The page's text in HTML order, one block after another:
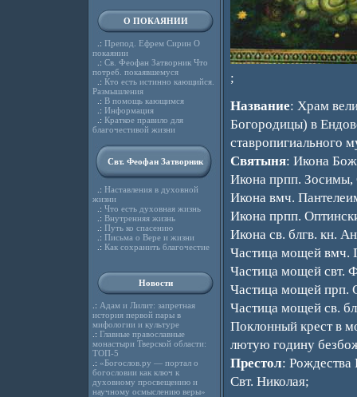
О ПОКАЯНИИ
.: Препод. Ефрем Сирин О
покаянии
.: Св. Феофан Затворник Что
потреб. покаявшемуся
.: Кто есть истинно кающийся.
Размышления
.: В помощь кающимся
.: Информация
.: Краткое правило для
благочестивой жизни
Свт. Феофан Затворник
.: Наставления в духовной
жизни
.: Что есть духовная жизнь
.: Внутренняя жизнь
.: Путь ко спасению
.: Письма о Вере и жизни
.: Как сохранить благочестие
Новости
.: Адам и Лилит: запретная
история первой пары в
мифологии и культуре
.: Главные православные
монастыри Тверской области:
ТОП-5
.: «Богослов.ру — портал о
богословии как ключ к
духовному просвещению и
научному осмыслению веры»
;
Название: Храм
Богородицы) в
ставропигиального
Святыня: Икона
Икона прпп. Зосимы,
Икона вмч.
Икона прпп.
Икона св. блгв. кн.
Частица мощей вмч.
Частица мощей свт.
Частица мощей прп.
Частица мощей св.
Поклонный крест в
лютую годину
Престол: Рождества
Свт. Николая;